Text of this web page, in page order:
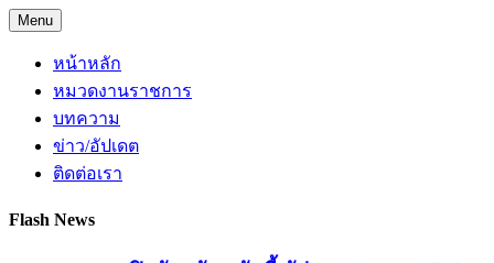
Skip
to
content
Menu
หน้าหลัก
หมวดงานราชการ
บทความ
ข่าว/อัปเดต
ติดต่อเรา
Flash News